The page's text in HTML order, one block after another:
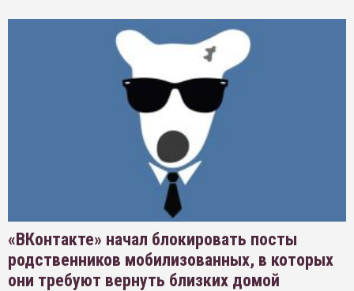
«ВКонтакте» начал блокировать посты
родственников мобилизованных, в которых
они требуют вернуть близких домой